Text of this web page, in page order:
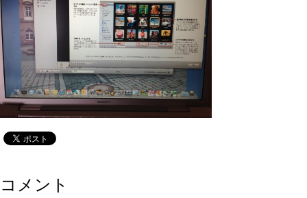
コメント